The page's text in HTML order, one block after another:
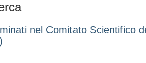
nel Comitato Scientifico